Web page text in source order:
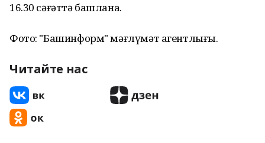
16.30 сәғәттә башлана.
Фото: "Башинформ" мәғлүмәт агентлығы.
Читайте нас